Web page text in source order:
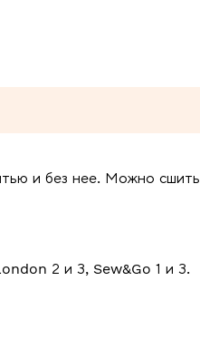
и без нее. Можно сшить
2 и 3, Sew&Go 1 и 3.